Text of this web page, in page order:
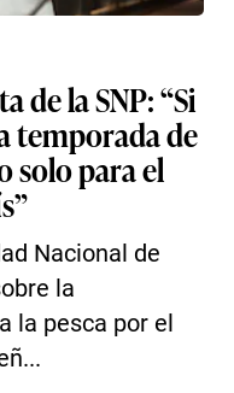
de la SNP: “Si
temporada de
solo para el
Nacional de
la
la pesca por el